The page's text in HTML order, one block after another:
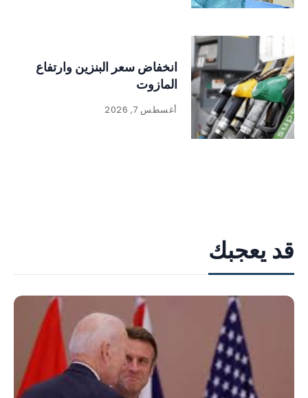
انخفاض سعر البنزين وارتفاع
المازوت
أغسطس 7, 2026
قد يعجبك